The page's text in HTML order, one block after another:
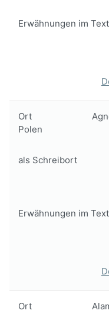
Erwähnungen im Text
Ort
Polen
als Schreibort
Erwähnungen im Text
Ort